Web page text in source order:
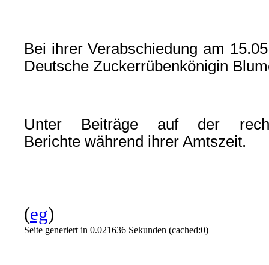
Bei ihrer Verabschiedung am
Deutsche Zuckerrübenkönigin
Unter Beiträge auf der
Berichte während ihrer Amtszeit.
(eg)
Seite generiert in 0.021636 Sekunden (cached:0)